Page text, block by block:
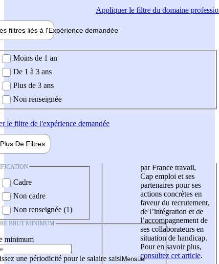
Appliquerle filtre du domaine
filtres liés à l'Expérience demandée
demandée
Moins de 1 an
De 1 à 3 ans
Plus de 3 ans
Non renseignée
le filtre de l'expérience demandée
Plus De Filtres
Cadre
Non cadre
Non renseignée (1)
BRUT MINIMUM
minimum
une périodicité pour le salaire saisi
par France travail,
Cap emploi et ses
partenaires pour ses
actions concrètes en
faveur du recrutement,
de l’intégration et de
l’accompagnement de
ses collaborateurs en
situation de handicap.
Pour en savoir plus,
consultez cet article.